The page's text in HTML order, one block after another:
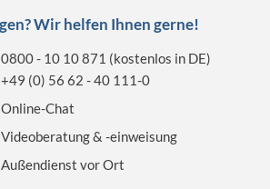
Wir helfen Ihnen gerne!
0800 - 10 10 871 (kostenlos in DE)
+49 (0) 56 62 - 40 111-0
Online-Chat
Videoberatung & -einweisung
Außendienst vor Ort